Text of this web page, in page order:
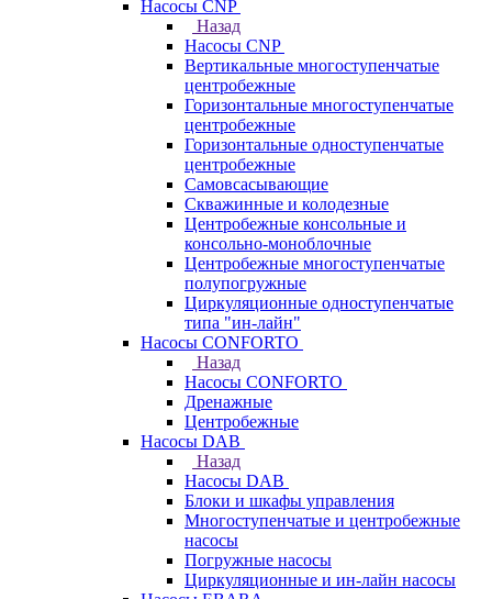
Насосы CNP
Назад
Насосы CNP
Вертикальные многоступенчатые
центробежные
Горизонтальные многоступенчатые
центробежные
Горизонтальные одноступенчатые
центробежные
Самовсасывающие
Скважинные и колодезные
Центробежные консольные и
консольно-моноблочные
Центробежные многоступенчатые
полупогружные
Циркуляционные одноступенчатые
типа "ин-лайн"
Насосы CONFORTO
Назад
Насосы CONFORTO
Дренажные
Центробежные
Насосы DAB
Назад
Насосы DAB
Блоки и шкафы управления
Многоступенчатые и центробежные
насосы
Погружные насосы
Циркуляционные и ин-лайн насосы